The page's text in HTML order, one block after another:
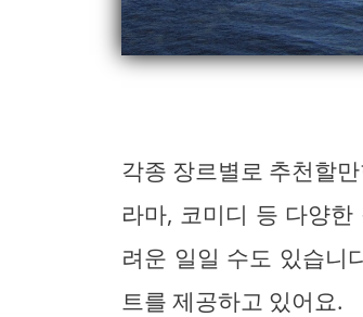
각종 장르별로 추천할
라마, 코미디 등 다양
려운 일일 수도 있습니
트를 제공하고 있어요.